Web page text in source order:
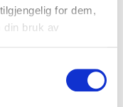
for dem,
din bruk av
for bedre
behandling,
på stedet.